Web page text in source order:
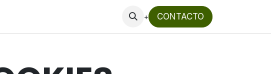
+ CONTACTO